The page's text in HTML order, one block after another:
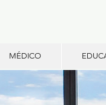
MÉDICO